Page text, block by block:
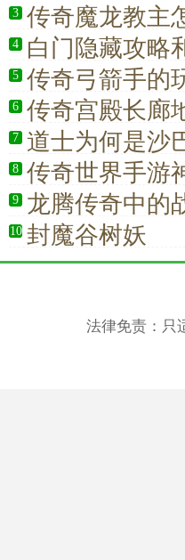
3 传奇魔龙教主
4 白门隐藏攻略
5 传奇弓箭手的
6 传奇宫殿长廊
7 道士为何是沙
8 传奇世界手游
9 龙腾传奇中的
10 封魔谷树妖
法律免责：只